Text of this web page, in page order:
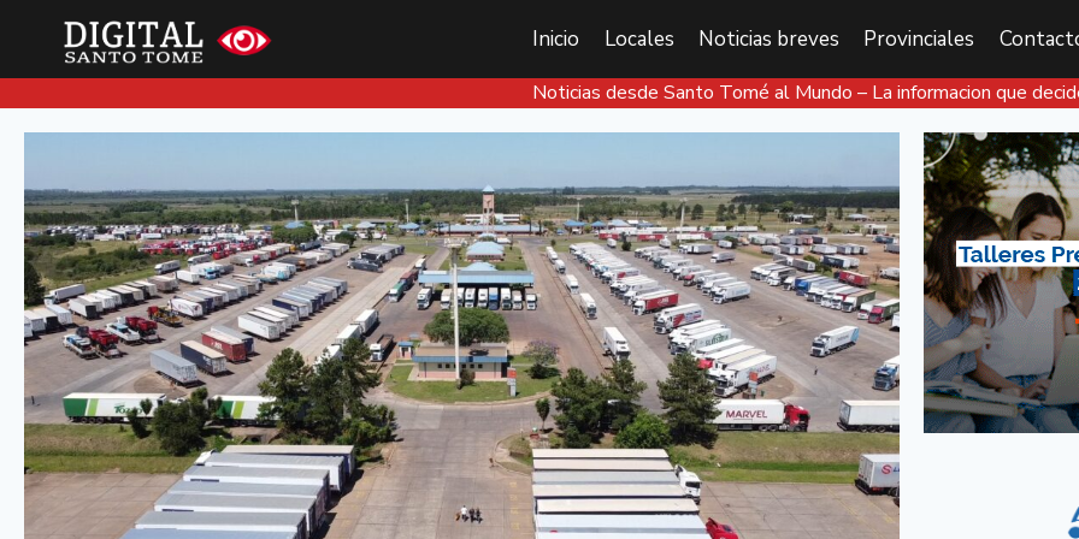
Inicio Locales Noticias breves Provinciales
Noticias desde Santo Tomé al Mundo – La informacion que